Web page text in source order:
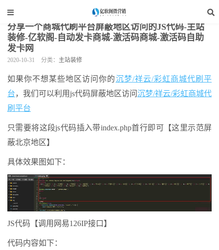
当前位置： 网站装修 > 主站装修
分享一个商城代刷平台屏蔽地区访问的JS代码-主站
装修-亿软阁-自动发卡商城-激活码商城-激活码自助
发卡网
2020-10-31 分类： 主站装修
如果你不想某些地区访问你的沉梦/祥云/彩虹商城代刷平
台，我们可以利用js代码屏蔽地区访问沉梦/祥云/彩虹商城代
刷平台
只需要将这段js代码插入带index.php首行即可【这里示范屏
蔽北京地区】
具体效果图如下：
JS代码【调用网易126IP接口】
代码内容如下：